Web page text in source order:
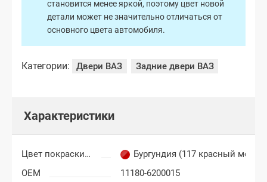
становится менее яркой, поэтому цвет новой
детали может не значительно отличаться от
основного цвета автомобиля.
Категории: Двери ВАЗ Задние двери ВАЗ
Характеристики
Цвет покраски Лада Гранта
Бургундия (117 красный
OEM
11180-6200015